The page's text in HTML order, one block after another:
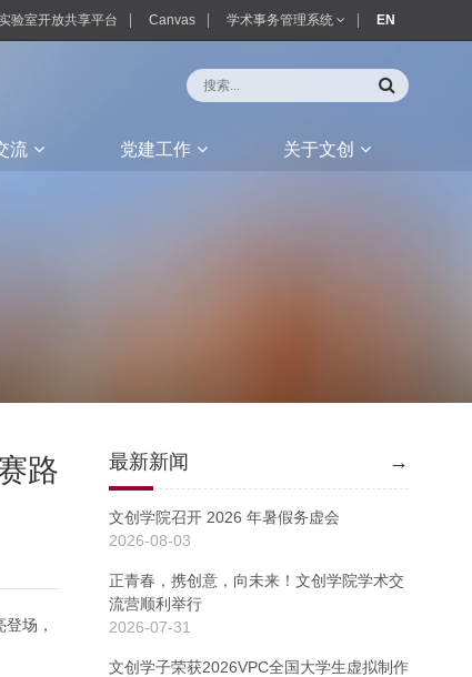
验室开放共享平台 Canvas 学术事务管理系统 EN
流 党建工作 关于文创
路
场，
最新新闻 →
文创学院召开 2026 年暑假务虚会
2026-08-03
正青春，携创意，向未来！文创学院学术交
流营顺利举行
2026-07-31
文创学子荣获2026VPC全国大学生虚拟制作